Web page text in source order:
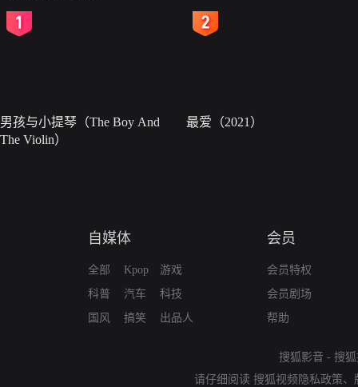
男孩与小提琴（The Boy And
The Violin）
最爱（2021）
自媒体
全部
科普
国风
Kpop
汽车
搞笑
游戏
科技
出品人
会员
会员特权
会员剧场
帮助
搜狐影音 - 搜
请仔细阅读 搜狐视频隐私政策、